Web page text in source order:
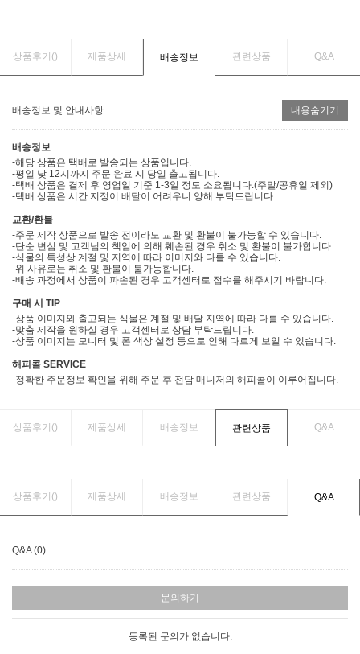
상품후기() 제품상세 배송정보 관련상품 Q&A
배송정보 및 안내사항 내용숨기기
배송정보
-해당 상품은 택배로 발송되는 상품입니다.
-평일 낮 12시까지 주문 완료 시 당일 출고됩니다.
-택배 상품은 결제 후 영업일 기준 1-3일 정도 소요됩니다.(주말/공휴일 제외)
-택배 상품은 시간 지정이 배달이 어려우니 양해 부탁드립니다.
교환/환불
-주문 제작 상품으로 발송 전이라도 교환 및 환불이 불가능할 수 있습니다.
-단순 변심 및 고객님의 책임에 의해 훼손된 경우 취소 및 환불이 불가합니다.
-식물의 특성상 계절 및 지역에 따라 이미지와 다를 수 있습니다.
-위 사유로는 취소 및 환불이 불가능합니다.
-배송 과정에서 상품이 파손된 경우 고객센터로 접수를 해주시기 바랍니다.
구매 시 TIP
-상품 이미지와 출고되는 식물은 계절 및 배달 지역에 따라 다를 수 있습니다.
-맞춤 제작을 원하실 경우 고객센터로 상담 부탁드립니다.
-상품 이미지는 모니터 및 폰 색상 설정 등으로 인해 다르게 보일 수 있습니다.
해피콜 SERVICE
-정확한 주문정보 확인을 위해 주문 후 전담 매니저의 해피콜이 이루어집니다.
상품후기() 제품상세 배송정보 관련상품 Q&A
상품후기() 제품상세 배송정보 관련상품 Q&A
Q&A (0)
문의하기
등록된 문의가 없습니다.